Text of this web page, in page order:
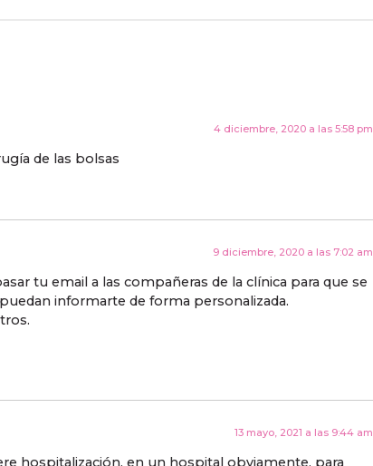
4 diciembre, 2020 a las 5:58 pm
de las bolsas
9 diciembre, 2020 a las 7:02 am
tu email a las compañeras de la clínica para que se
informarte de forma personalizada.
13 mayo, 2021 a las 9:44 am
hospitalización, en un hospital obviamente, para